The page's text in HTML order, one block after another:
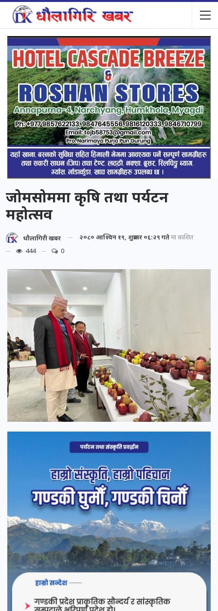
जोमसोममा कृषि तथा पर्यटन
महोत्सव
धौलागिरी खबर २०८० आश्विन १९, शुक्रबार ०६:२९ गतेमा प्रकाशित
444
0